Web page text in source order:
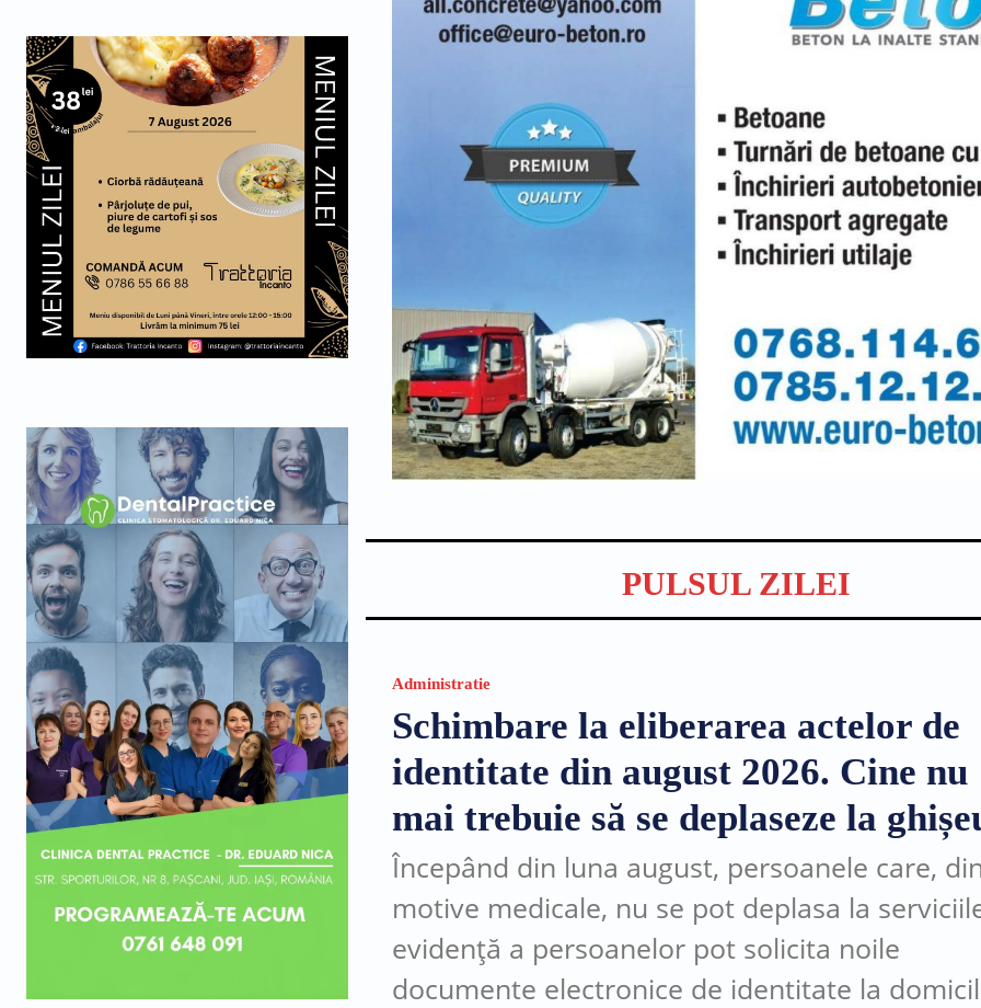
PULSUL ZILEI
Administratie
Schimbare la eliberarea actelor de
identitate din august 2026. Cine nu
mai trebuie să se deplaseze la
Începând din luna august, persoanele care,
motive medicale, nu se pot deplasa la
evidență a persoanelor pot solicita noile
documente electronice de identitate la